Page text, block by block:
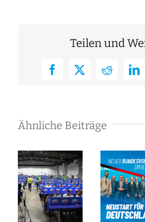
Teilen und
Facebook
X Reddit
Ähnliche Beiträge